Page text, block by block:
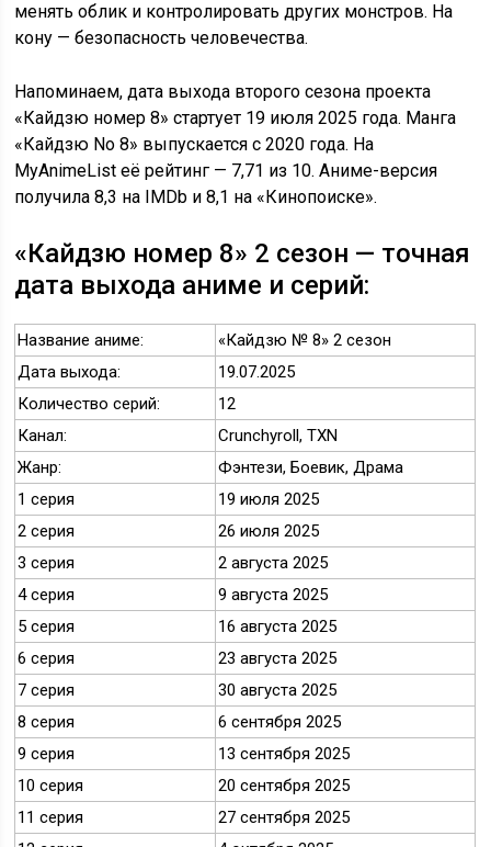
менять облик и контролировать других монстров. На
кону — безопасность человечества.
Напоминаем, дата выхода второго сезона проекта
«Кайдзю номер 8» стартует 19 июля 2025 года. Манга
«Кайдзю No 8» выпускается с 2020 года. На
MyAnimeList её рейтинг — 7,71 из 10. Аниме-версия
получила 8,3 на IMDb и 8,1 на «Кинопоиске».
«Кайдзю номер 8» 2 сезон — точная
дата выхода аниме и серий:
Название аниме:
«Кайдзю № 8» 2 сезон
Дата выхода:
19.07.2025
Количество серий:
12
Канал:
Crunchyroll, TXN
Жанр:
Фэнтези, Боевик, Драма
1 серия
19 июля 2025
2 серия
26 июля 2025
3 серия
2 августа 2025
4 серия
9 августа 2025
5 серия
16 августа 2025
6 серия
23 августа 2025
7 серия
30 августа 2025
8 серия
6 сентября 2025
9 серия
13 сентября 2025
10 серия
20 сентября 2025
11 серия
27 сентября 2025